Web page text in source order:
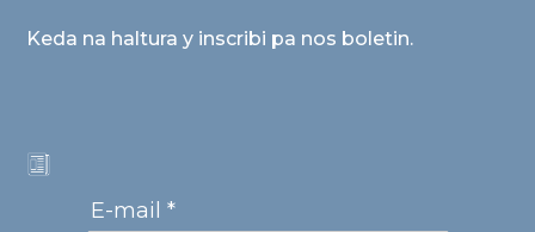
Keda na haltura y inscribi pa nos boletin.
E-mail *